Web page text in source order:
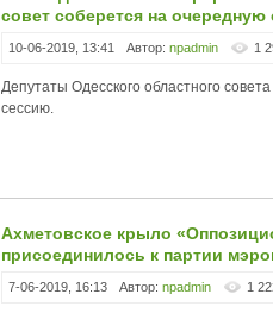
совет соберется на очередную
10-06-2019, 13:41 Автор: npadmin 1
Депутаты Одесского областного
сессию.
Ахметовское крыло
присоединилось к партии
7-06-2019, 16:13 Автор: npadmin 1